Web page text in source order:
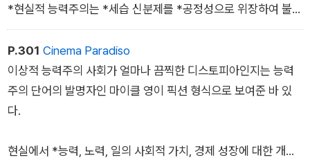
*현실적 능력주의는 *세습 신분제를 *공정성으로 위장하여 불평
등을 재생산한다. 능력주의 비판의 대다수는 이 위장된 세습 신분
제에 대한 비판이며, 그래서 일부는 가짜 능력주의를 넘어 진정한
능력주의 사회로 나아가야 한다고 결론을 내린다.
P.301 Cinema Paradiso
이상적 능력주의 사회가 얼마나 끔찍한 디스토피아인지는 능력
주의 단어의 발명자인 마이클 영이 픽션 형식으로 보여준 바 있
다.
현실에서 *능력, 노력, 일의 사회적 가치, 경제 성장에 대한 개인